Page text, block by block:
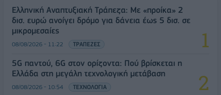
Ελληνική Αναπτυξιακή Τράπεζα: Με «προίκα» 2
δισ. ευρώ ανοίγει δρόμο για δάνεια έως 5 δισ. σε
μικρομεσαίες
08/08/2026 - 11:22 ΤΡΑΠΕΖΕΣ
5G παντού, 6G στον ορίζοντα: Πού βρίσκεται η
Ελλάδα στη μεγάλη τεχνολογική μετάβαση
08/08/2026 - 10:54 ΤΕΧΝΟΛΟΓΙΑ